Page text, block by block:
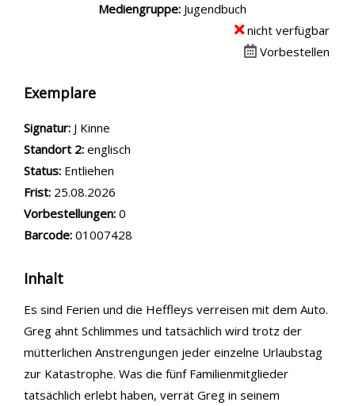
Mediengruppe: Jugendbuch
nicht verfügbar
Vorbestellen
Exemplare
Signatur: J Kinne
Standort 2: englisch
Status: Entliehen
Frist: 25.08.2026
Vorbestellungen: 0
Barcode: 01007428
Inhalt
Es sind Ferien und die Heffleys verreisen mit dem Auto.
Greg ahnt Schlimmes und tatsächlich wird trotz der
mütterlichen Anstrengungen jeder einzelne Urlaubstag
zur Katastrophe. Was die fünf Familienmitglieder
tatsächlich erlebt haben, verrät Greg in seinem